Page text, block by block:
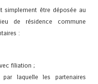
simplement être déposée au
de résidence commune
:
filiation ;
laquelle les partenaires